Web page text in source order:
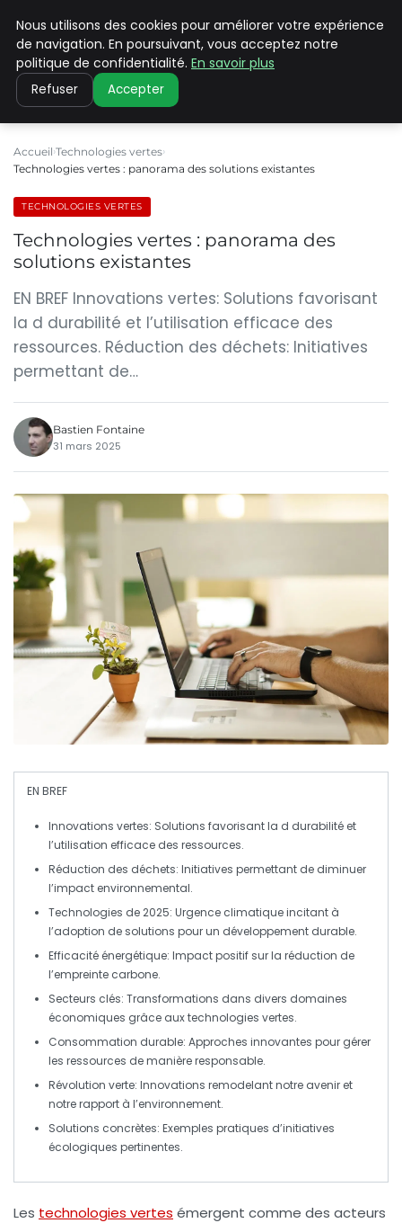
CLIMATE C ADVANCED
Accueil Technologies vertes
Technologies vertes : panorama des solutions existantes
TECHNOLOGIES VERTES
Technologies vertes : panorama des
solutions existantes
EN BREF Innovations vertes: Solutions favorisant
la d durabilité et l’utilisation efficace des
ressources. Réduction des déchets: Initiatives
permettant de…
Bastien Fontaine
31 mars 2025
EN BREF
Innovations vertes: Solutions favorisant la d durabilité et
l’utilisation efficace des ressources.
Réduction des déchets: Initiatives permettant de diminuer
l’impact environnemental.
Technologies de 2025: Urgence climatique incitant à
l’adoption de solutions pour un développement durable.
Efficacité énergétique: Impact positif sur la réduction de
l’empreinte carbone.
Secteurs clés: Transformations dans divers domaines
économiques grâce auxtechnologies vertes.
Consommation durable: Approches innovantes pour gérer
les ressources de manière responsable.
Révolution verte: Innovations remodelant notre avenir et
notre rapport à l’environnement.
Solutions concrètes: Exemples pratiques d’initiatives
écologiques pertinentes.
Les technologies vertes émergent comme des acteurs
Nous utilisons des cookies pour améliorer votre expérience
de navigation. En poursuivant, vous acceptez notre
politique de confidentialité. En savoir plus
Refuser Accepter